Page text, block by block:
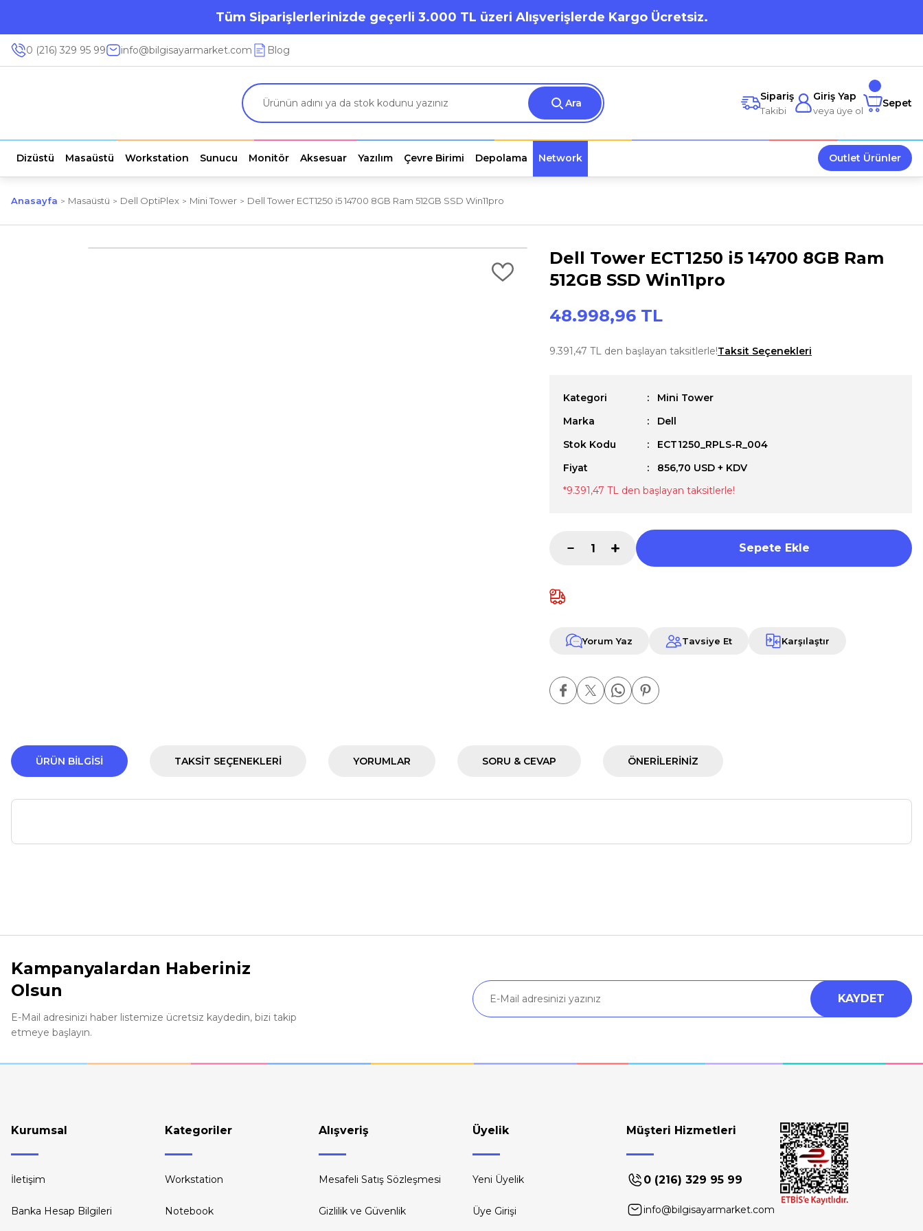
Tüm Siparişlerlerinizde geçerli 3.000 TL üzeri Alışverişlerde Kargo Ücretsiz.
0 (216) 329 95 99 info@bilgisayarmarket.com Blog
Ara
Sipariş
Takibi
Giriş Yap
veya üye ol
Sepet
Dizüstü Masaüstü Workstation Sunucu Monitör Aksesuar Yazılım Çevre Birimi Depolama Network Outlet Ürünler
Anasayfa Masaüstü Dell OptiPlex Mini Tower Dell Tower ECT1250 i5 14700 8GB Ram 512GB SSD Win11pro
Dell Tower ECT1250 i5 14700 8GB Ram
512GB SSD Win11pro
48.998,96 TL
9.391,47 TL den başlayan taksitlerle!Taksit Seçenekleri
Kategori
Mini Tower
Marka
Dell
Stok Kodu
ECT1250_RPLS-R_004
Fiyat
856,70 USD + KDV
*9.391,47 TL den başlayan taksitlerle!
Sepete Ekle
Yorum Yaz Tavsiye Et Karşılaştır
ÜRÜN BILGISI TAKSIT SEÇENEKLERI YORUMLAR SORU & CEVAP ÖNERILERINIZ
Yorum Yaz
Soru Sor
Ürün bilgilerinde hatalar bulunuyor.
Ürün fiyatı diğer sitelerden daha pahalı.
Kampanyalardan Haberiniz
Olsun
E-Mail adresinizi haber listemize ücretsiz kaydedin, bizi takip
etmeye başlayın.
KAYDET
Kurumsal
İletişim
Banka Hesap Bilgileri
Kategoriler
Workstation
Notebook
Alışveriş
Mesafeli Satış Sözleşmesi
Gizlilik ve Güvenlik
Üyelik
Yeni Üyelik
Üye Girişi
Müşteri Hizmetleri
0 (216) 329 95 99
info@bilgisayarmarket.com